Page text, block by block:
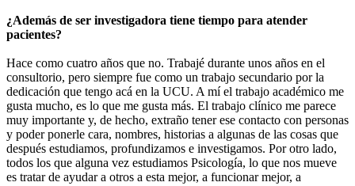
¿Además de ser investigadora tiene tiempo para atender
pacientes?
Hace como cuatro años que no. Trabajé durante unos años en el
consultorio, pero siempre fue como un trabajo secundario por la
dedicación que tengo acá en la UCU. A mí el trabajo académico me
gusta mucho, es lo que me gusta más. El trabajo clínico me parece
muy importante y, de hecho, extraño tener ese contacto con personas
y poder ponerle cara, nombres, historias a algunas de las cosas que
después estudiamos, profundizamos e investigamos. Por otro lado,
todos los que alguna vez estudiamos Psicología, lo que nos mueve
es tratar de ayudar a otros a esta mejor, a funcionar mejor, a